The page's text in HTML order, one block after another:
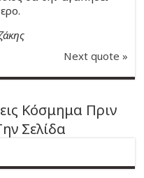
Next quote »
Κόσμημα Πριν
Σελίδα